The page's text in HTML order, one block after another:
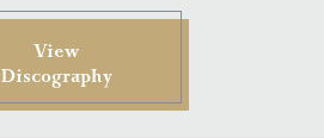
View
Discography